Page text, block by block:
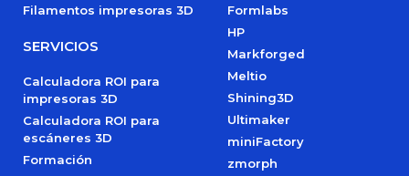
Filamentos impresoras 3D
SERVICIOS
Calculadora ROI para
impresoras 3D
Calculadora ROI para
escáneres 3D
Formación
Formlabs
HP
Markforged
Meltio
Shining3D
Ultimaker
miniFactory
zmorph